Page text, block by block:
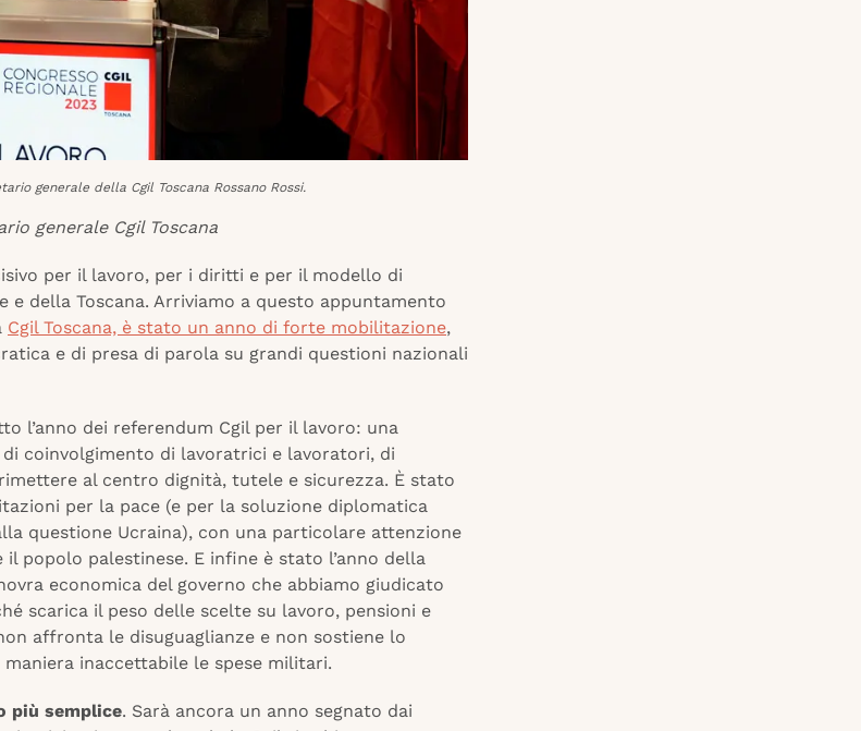
generale della Cgil Toscana Rossano Rossi.
generale Cgil Toscana
per il lavoro, per i diritti e per il modello di
e della Toscana. Arriviamo a questo appuntamento
Cgil Toscana, è stato un anno di forte mobilitazione,
e di presa di parola su grandi questioni nazionali
l’anno dei referendum Cgil per il lavoro: una
coinvolgimento di lavoratrici e lavoratori, di
al centro dignità, tutele e sicurezza. È stato
per la pace (e per la soluzione diplomatica
questione Ucraina), con una particolare attenzione
il popolo palestinese. E infine è stato l’anno della
economica del governo che abbiamo giudicato
scarica il peso delle scelte su lavoro, pensioni e
affronta le disuguaglianze e non sostiene lo
inaccettabile le spese militari.
più semplice. Sarà ancora un anno segnato dai